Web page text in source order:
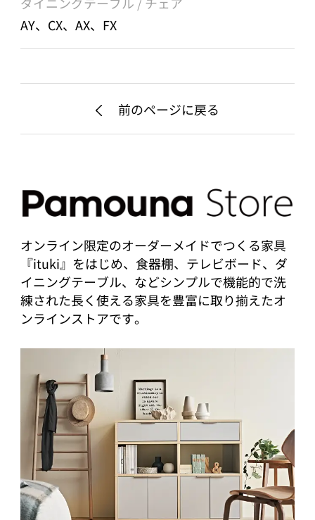
AY、CX、AX、FX
前のページに戻る
オンライン限定のオーダーメイドでつくる家具
『ituki』をはじめ、食器棚、テレビボード、ダ
イニングテーブル、などシンプルで機能的で洗
練された長く使える家具を豊富に取り揃えたオ
ンラインストアです。